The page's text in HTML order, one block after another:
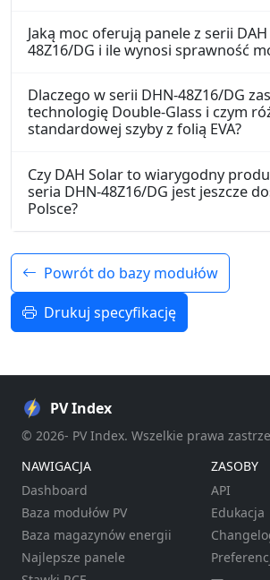
Jaką moc oferują panele z serii
48Z16/DG i ile wynosi sprawność
Dlaczego w serii DHN-48Z16/DG
technologię Double-Glass i czym
standardowej szyby z folią EVA?
Czy DAH Solar to wiarygodny
seria DHN-48Z16/DG jest jeszcze
Polsce?
Powrót do bazy modułów
Drukuj specyfikację
PV Index
© 2026- PV Index. Wszelkie prawa
NAWIGACJA
Dashboard
Baza modułów PV
Baza magazynów energii
Najlepsze panele
ZASOBY
API
Edukacja